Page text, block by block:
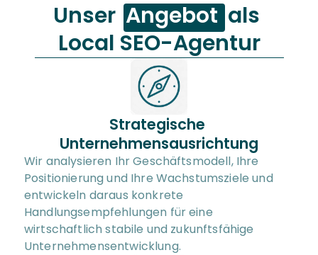
Unser Angebot
  als
Local SEO-Agentur
Strategische
Unternehmensausrichtung
Wir analysieren Ihr Geschäftsmodell, Ihre
Positionierung und Ihre Wachstumsziele und
entwickeln daraus konkrete
Handlungsempfehlungen für eine
wirtschaftlich stabile und zukunftsfähige
Unternehmensentwicklung.